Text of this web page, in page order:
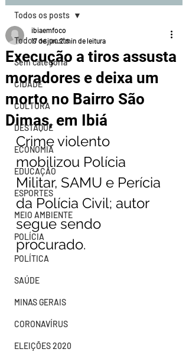
Todos os posts
Sem categoria
CIDADE
CULTURA
DESTAQUE
ECONOMIA
EDUCAÇÃO
ESPORTES
MEIO AMBIENTE
POLÍCIA
POLÍTICA
SAÚDE
MINAS GERAIS
CORONAVÍRUS
ELEIÇÕES 2020
Todos os posts
Execução a tiros assusta
moradores e deixa um
morto no Bairro São
Dimas, em Ibiá
ibiaemfoco
17 de jun.2 min de leitura
Crime violento
mobilizou Polícia
Militar, SAMU e Perícia
da Polícia Civil; autor
segue sendo
procurado.